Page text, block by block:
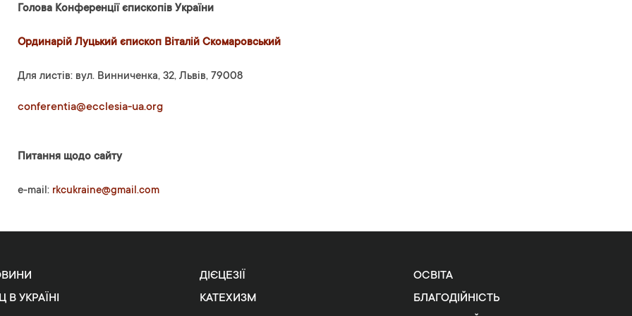
Голова Конференції єпископів України
Ординарій Луцький єпископ Віталій Скомаровський
Для листів: вул. Винниченка, 32, Львів, 79008
conferentia@ecclesia-ua.org
Питання щодо сайту
e-mail: rkcukraine@gmail.com
В УКРАЇНІ
ДІЄЦЕЗІЇ
КАТЕХИЗМ
ОСВІТА
БЛАГОДІЙНІСТЬ